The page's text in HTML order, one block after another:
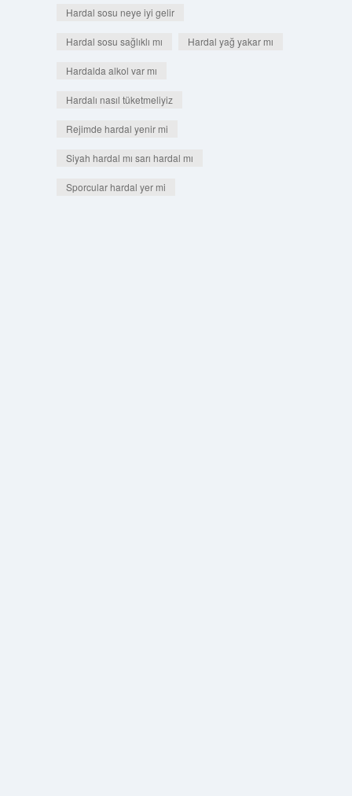
Hardal sosu neye iyi gelir
Hardal sosu sağlıklı mı Hardal yağ yakar mı
Hardalda alkol var mı
Hardalı nasıl tüketmeliyiz
Rejimde hardal yenir mi
Siyah hardal mı sarı hardal mı
Sporcular hardal yer mi